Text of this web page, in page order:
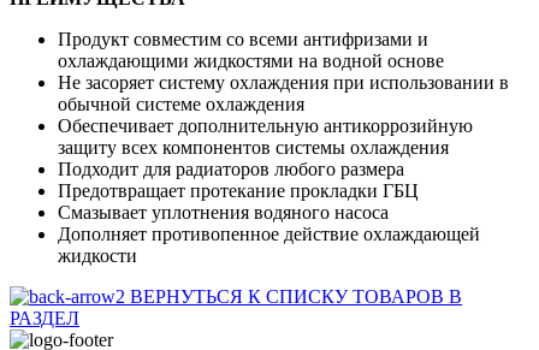
Продукт совместим со всеми антифризами и
охлаждающими жидкостями на водной основе
Не засоряет систему охлаждения при использовании в
обычной системе охлаждения
Обеспечивает дополнительную антикоррозийную
защиту всех компонентов системы охлаждения
Подходит для радиаторов любого размера
Предотвращает протекание прокладки ГБЦ
Смазывает уплотнения водяного насоса
Дополняет противопенное действие охлаждающей
жидкости
ВЕРНУТЬСЯ К СПИСКУ ТОВАРОВ В
РАЗДЕЛ